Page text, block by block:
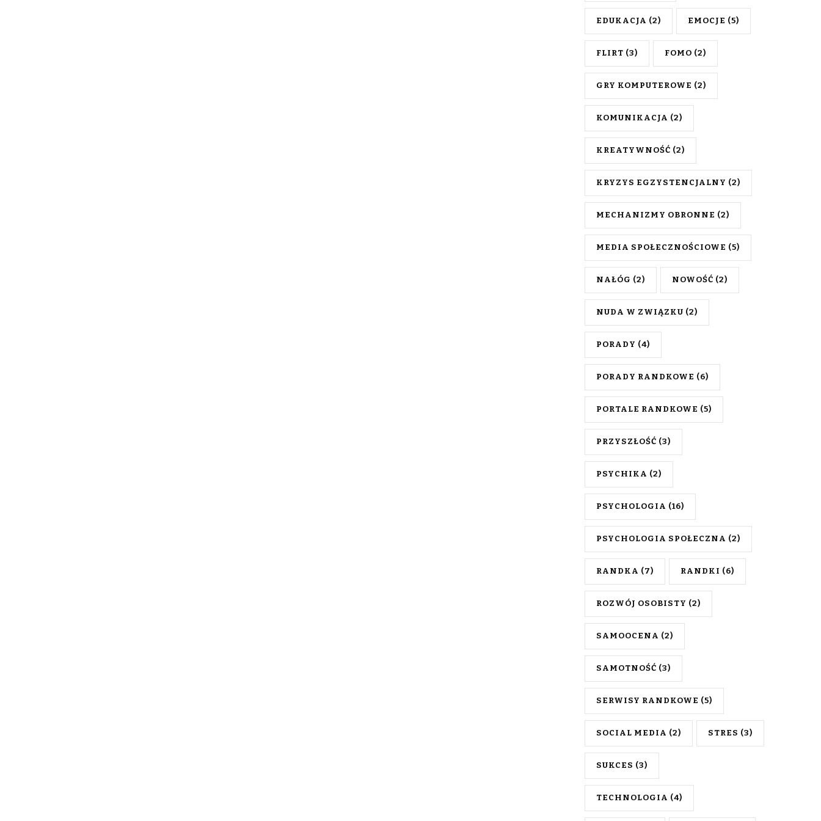
EDUKACJA (2) EMOCJE (5)
FLIRT (3) FOMO (2)
GRY KOMPUTEROWE (2)
KOMUNIKACJA (2)
KREATYWNOŚĆ (2)
KRYZYS EGZYSTENCJALNY (2)
MECHANIZMY OBRONNE (2)
MEDIA SPOŁECZNOŚCIOWE (5)
NAŁÓG (2) NOWOŚĆ (2)
NUDA W ZWIĄZKU (2)
PORADY (4)
PORADY RANDKOWE (6)
PORTALE RANDKOWE (5)
PRZYSZŁOŚĆ (3)
PSYCHIKA (2)
PSYCHOLOGIA (16)
PSYCHOLOGIA SPOŁECZNA (2)
RANDKA (7) RANDKI (6)
ROZWÓJ OSOBISTY (2)
SAMOOCENA (2)
SAMOTNOŚĆ (3)
SERWISY RANDKOWE (5)
SOCIAL MEDIA (2) STRES (3)
SUKCES (3)
TECHNOLOGIA (4)